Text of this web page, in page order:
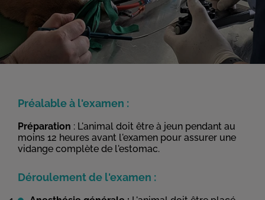
Préalable à l'examen :
Préparation : L'animal doit être à jeun pendant au
moins 12 heures avant l'examen pour assurer une
vidange complète de l'estomac.
Déroulement de l'examen :